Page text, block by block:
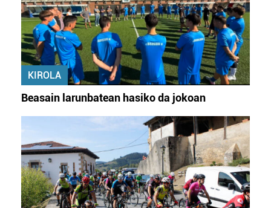
KIROLA
Beasain larunbatean hasiko da jokoan